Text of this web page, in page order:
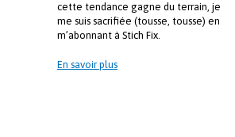
cette tendance gagne du terrain, je
me suis sacrifiée (tousse, tousse) en
m’abonnant à Stich Fix.
En savoir plus